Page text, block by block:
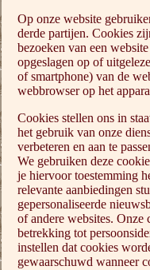
Op onze website
derde partijen. Cookies
bezoeken van een
opgeslagen op of
of smartphone) van de
webbrowser op het
Cookies stellen ons in
het gebruik van onze
verbeteren en aan te
We gebruiken deze
je hiervoor toestemming
relevante aanbiedingen
gepersonaliseerde
of andere websites. Onze
betrekking tot
instellen dat cookies
gewaarschuwd wanneer